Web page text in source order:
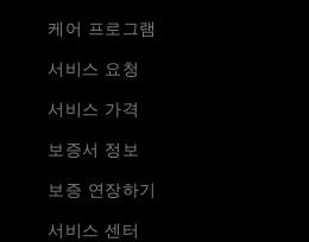
케어 프로그램
서비스 요청
서비스 가격
보증서 정보
보증 연장하기
서비스 센터